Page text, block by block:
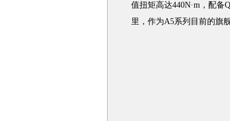
值扭矩高达440N·m，配备
里，作为A5系列目前的旗